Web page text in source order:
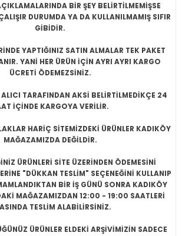
BİR ŞEY BELİRTİLMEMİŞSE
DURUMDA YA DA KULLANILMAMIŞ SIFIR
GİBİDİR.
YAPTIĞINIZ SATIN ALMALAR TEK PAKET
YANİ HER ÜRÜN İÇİN AYRI AYRI KARGO
ÜCRETİ ÖDEMEZSİNİZ.
ALICI TARAFINDAN AKSİ BELİRTİLMEDİKÇE 24
İÇİNDE KARGOYA VERİLİR.
HARİÇ SİTEMİZDEKİ ÜRÜNLER KADIKÖY
MAĞAZAMIZDA DEĞİLDİR.
ÜRÜNLERİ SİTE ÜZERİNDEN ÖDEMESİNİ
"DÜKKAN TESLİM" SEÇENEĞİNİ KULLANIP
BİR İŞ GÜNÜ SONRA KADIKÖY
MAĞAZAMIZDAN 12:00 - 19:00 SAATLERİ
TESLİM ALABİLİRSİNİZ.
ÜRÜNLER ELDEKİ ARŞİVİMİZİN SADECE